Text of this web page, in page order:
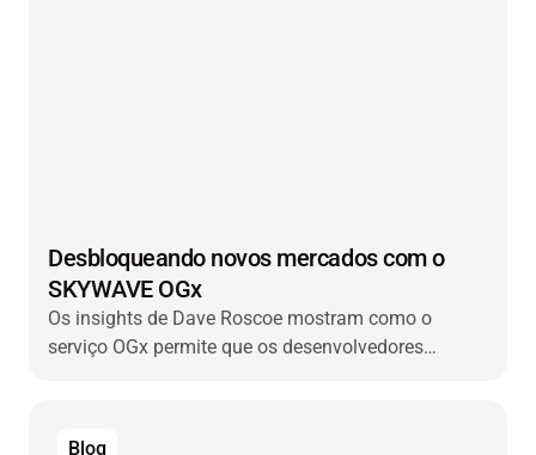
Desbloqueando novos mercados com o
SKYWAVE OGx
Os insights de Dave Roscoe mostram como o
serviço OGx permite que os desenvolvedores
Blog